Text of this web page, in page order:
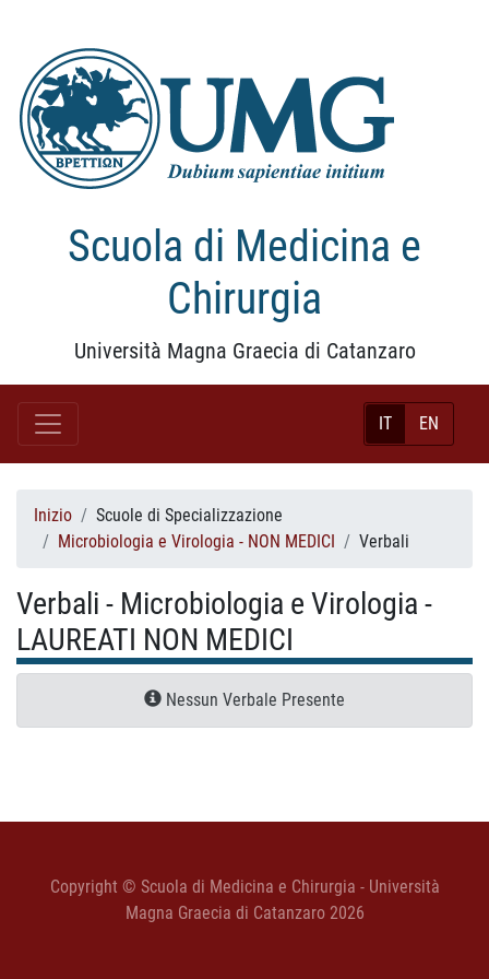
Scuola di Medicina e
Chirurgia
Università Magna Graecia di Catanzaro
IT EN
Inizio
Scuole di Specializzazione
Microbiologia e Virologia - NON MEDICI
Verbali
Verbali - Microbiologia e Virologia -
LAUREATI NON MEDICI
Nessun Verbale Presente
Copyright © Scuola di Medicina e Chirurgia - Università
Magna Graecia di Catanzaro 2026